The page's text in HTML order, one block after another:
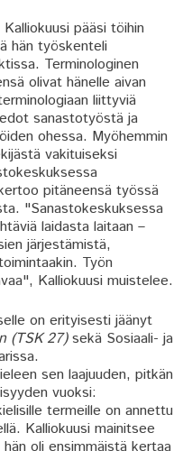
pääsi töihin
hän työskenteli
Terminologinen
olivat hänelle aivan
liittyviä
sanastotyöstä ja
ohessa. Myöhemmin
vakituiseksi
pitäneensä työssä
"Sanastokeskuksessa
laidasta laitaan –
järjestämistä,
Työn
Kalliokuusi muistelee.
on erityisesti jäänyt
(TSK 27)sekä Sosiaali- ja
sen laajuuden, pitkän
vuoksi:
termeille on annettu
Kalliokuusi mainitsee
oli ensimmäistä kertaa